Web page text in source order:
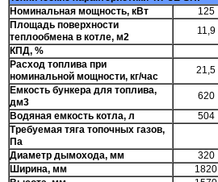
Номинальная мощность, кВт
125
Площадь поверхности
теплообмена в котле, м2
11,9
КПД, %
Расход топлива при
номинальной мощности, кг/час
21,5
Емкость бункера для топлива,
дм3
620
Водяная емкость котла, л
504
Требуемая тяга топочных газов,
Па
Диаметр дымохода, мм
320
Ширина, мм
1820